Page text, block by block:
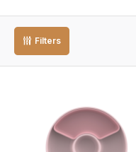
Filters